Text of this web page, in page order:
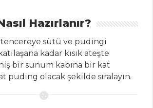
Tüm
Hazırlanır?
sütü ve pudingi
kadar kısık ateşte
bir sunum kabına bir kat
puding olacak şekilde sıralayın.